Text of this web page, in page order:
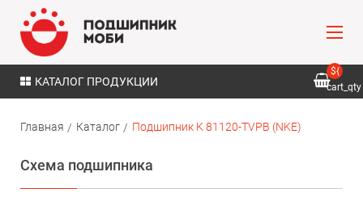
КАТАЛОГ ПРОДУКЦИИ
${
cart_qty
Главная Каталог Подшипник K 81120-TVPB (NKE)
Схема подшипника